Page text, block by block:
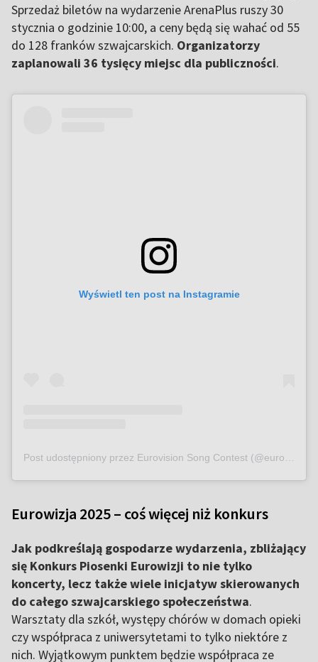
Sprzedaż biletów na wydarzenie ArenaPlus ruszy 30
stycznia o godzinie 10:00, a ceny będą się wahać od 55
do 128 franków szwajcarskich. Organizatorzy
zaplanowali 36 tysięcy miejsc dla publiczności.
Wyświetl ten post na Instagramie
Eurowizja 2025 – coś więcej niż konkurs
Jak podkreślają gospodarze wydarzenia, zbliżający
się Konkurs Piosenki Eurowizji to nie tylko
koncerty, lecz także wiele inicjatyw skierowanych
do całego szwajcarskiego społeczeństwa.
Warsztaty dla szkół, występy chórów w domach opieki
czy współpraca z uniwersytetami to tylko niektóre z
nich. Wyjątkowym punktem będzie współpraca ze